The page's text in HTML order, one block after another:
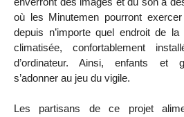
où les Minutemen pourront
depuis n’importe quel endroit de
climatisée, confortablement
d’ordinateur. Ainsi, enfants et
s’adonner au jeu du vigile.
Les partisans de ce projet